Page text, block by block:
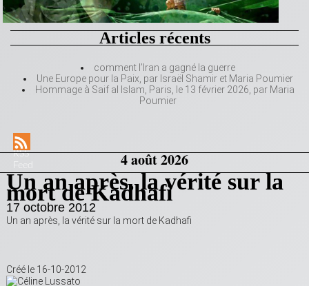
Articles récents
comment l’Iran a gagné la guerre
Une Europe pour la Paix, par Israël Shamir et Maria Poumier
Hommage à Saif al Islam, Paris, le 13 février 2026, par Maria
Poumier
RSS
Feed
4 août 2026
Un an après, la vérité sur la
mort de Kadhafi
17 octobre 2012
Un an après, la vérité sur la mort de Kadhafi
Créé le 16-10-2012